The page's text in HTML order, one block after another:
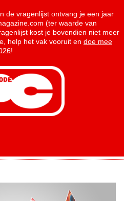
de vragenlijst ontvang je een jaar
(ter waarde van
kost je bovendien niet meer
help het vak vooruit en doe mee
!